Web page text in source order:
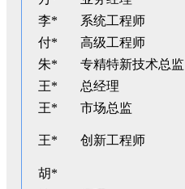
李*
系统工程师
付*
高级工程师
朱*
专精特新技术总监
王*
总经理
王*
市场总监
王* 创新工程师
胡*